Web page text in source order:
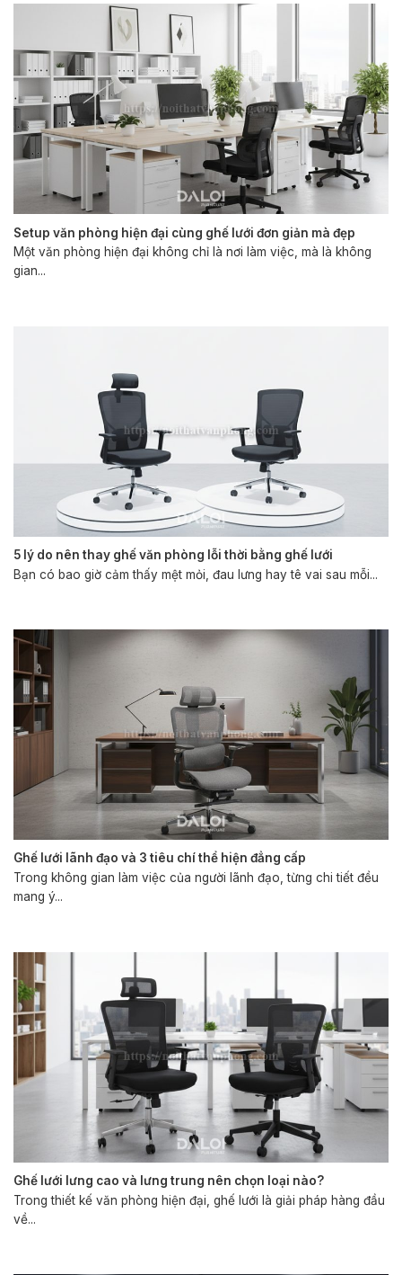
Setup văn phòng hiện đại cùng ghế lưới đơn giản mà đẹp
Một văn phòng hiện đại không chỉ là nơi làm việc, mà là không
gian...
5 lý do nên thay ghế văn phòng lỗi thời bằng ghế lưới
Bạn có bao giờ cảm thấy mệt mỏi, đau lưng hay tê vai sau mỗi...
Ghế lưới lãnh đạo và 3 tiêu chí thể hiện đẳng cấp
Trong không gian làm việc của người lãnh đạo, từng chi tiết đều
mang ý...
Ghế lưới lưng cao và lưng trung nên chọn loại nào?
Trong thiết kế văn phòng hiện đại, ghế lưới là giải pháp hàng đầu
về...